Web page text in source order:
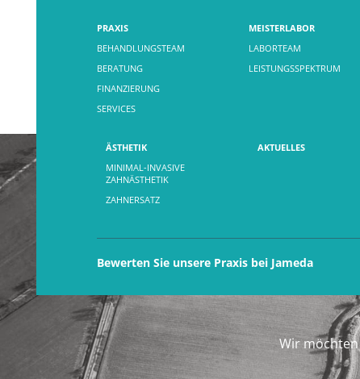
PRAXIS
BEHANDLUNGSTEAM
BERATUNG
FINANZIERUNG
SERVICES
MEISTERLABOR
LABORTEAM
LEISTUNGSSPEKTRUM
ÄSTHETIK
MINIMAL-INVASIVE
ZAHNÄSTHETIK
ZAHNERSATZ
AKTUELLES
Bewerten Sie unsere Praxis bei Jameda
Wir